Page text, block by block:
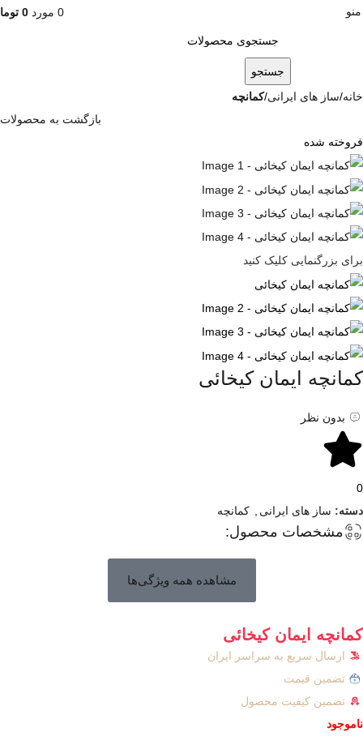
منو 0 مورد 0
جستجو
خانه ساز های ایرانی کمانچه
بازگشت به محصولات
فروخته شده
برای بزرگنمایی کلیک کنید
کمانچه ایمان کیخائی
بدون نظر
0
دسته: ساز های ایرانی کمانچه
مشخصات محصول:
مشاهده همه ویژگی‌ها
کمانچه ایمان کیخائی
ارسال سریع به سراسر ایران
تضمین قیمت
تضمین کیفیت محصول
ناموجود